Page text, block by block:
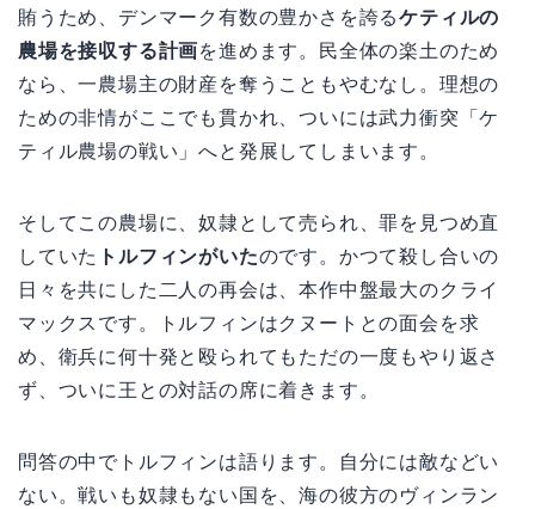
賄うため、デンマーク有数の豊かさを誇るケティルの
農場を接収する計画を進めます。民全体の楽土のため
なら、一農場主の財産を奪うこともやむなし。理想の
ための非情がここでも貫かれ、ついには武力衝突「ケ
ティル農場の戦い」へと発展してしまいます。
そしてこの農場に、奴隷として売られ、罪を見つめ直
していた トルフィンがいたのです。かつて殺し合いの
日々を共にした二人の再会は、本作中盤最大のクライ
マックスです。トルフィンはクヌートとの面会を求
め、衛兵に何十発と殴られてもただの一度もやり返さ
ず、ついに王との対話の席に着きます。
問答の中でトルフィンは語ります。自分には敵などい
ない。戦いも奴隷もない国を、海の彼方のヴィンラン